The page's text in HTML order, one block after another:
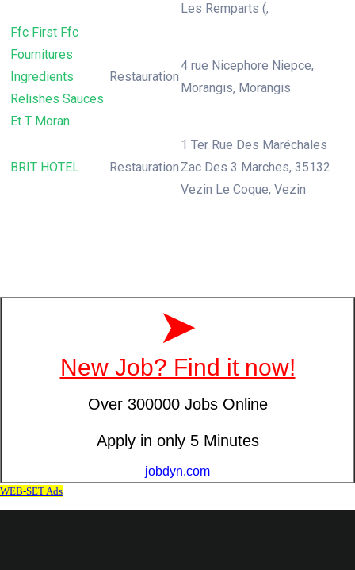
Les Remparts (,
Ffc First Ffc
Fournitures
Ingredients
Relishes Sauces
Et T Moran
Restauration
4 rue Nicephore Niepce,
Morangis, Morangis
BRIT HOTEL Restauration
1 Ter Rue Des Maréchales
Zac Des 3 Marches, 35132
Vezin Le Coque, Vezin